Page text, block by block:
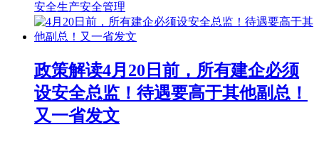
安全生产安全管理
政策解读4月20日前，所有建企必须
设安全总监！待遇要高于其他副总！
又一省发文